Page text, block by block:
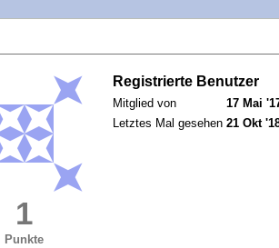
1
Punkte
Registrierte Benutzer
Mitglied von
17 Mai
Letztes Mal gesehen 21 Okt